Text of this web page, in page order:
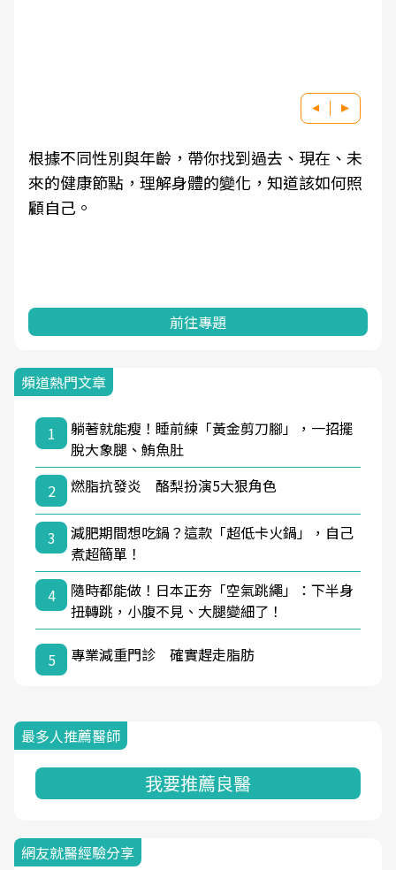
根據不同性別與年齡，帶你找到過去、現在、未
來的健康節點，理解身體的變化，知道該如何照
顧自己。
前往專題
頻道熱門文章
1
躺著就能瘦！睡前練「黃金剪刀腳」，一招擺
脫大象腿、鮪魚肚
2
燃脂抗發炎 酪梨扮演5大狠角色
3
減肥期間想吃鍋？這款「超低卡火鍋」，自己
煮超簡單！
4
隨時都能做！日本正夯「空氣跳繩」：下半身
扭轉跳，小腹不見、大腿變細了！
5 專業減重門診 確實趕走脂肪
最多人推薦醫師
我要推薦良醫
網友就醫經驗分享